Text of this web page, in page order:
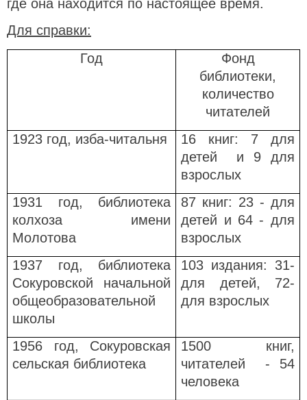
где она находится по настоящее время.
Для справки:
Год
Фонд
библиотеки,
количество
читателей
1923 год, изба-читальня
16 книг: 7 для
детей и 9 для
взрослых
1931 год, библиотека
колхоза имени
Молотова
87 книг: 23 - для
детей и 64 - для
взрослых
1937 год, библиотека
Сокуровской начальной
общеобразовательной
школы
103 издания: 31-
для детей, 72-
для взрослых
1956 год, Сокуровская
сельская библиотека
1500 книг,
читателей - 54
человека